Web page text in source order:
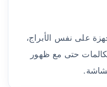
على نفس الأبراج،
حتى مع ظهور